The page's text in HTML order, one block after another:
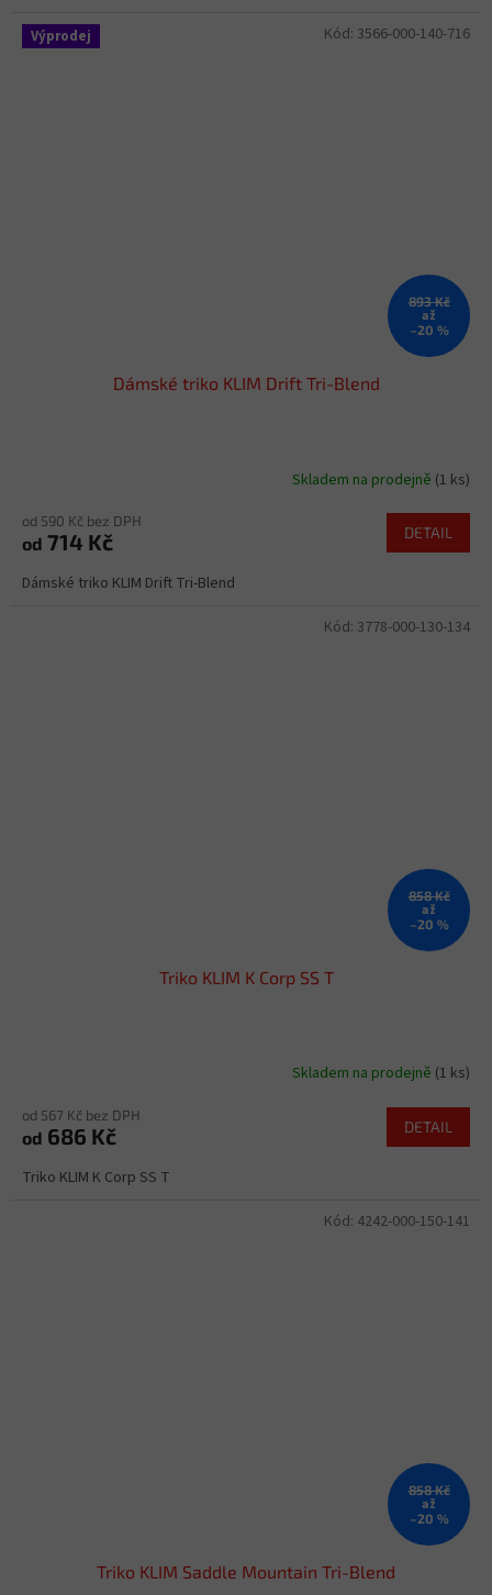
Výprodej
893 Kč
až
–20 %
Dámské triko KLIM Drift Tri-Blend
Skladem na prodejně (1 ks)
od 590 Kč bez DPH
od 714 Kč DETAIL
Dámské triko KLIM Drift Tri-Blend
Kód: 3566-000-140-716
858 Kč
až
–20 %
Triko KLIM K Corp SS T
Skladem na prodejně (1 ks)
od 567 Kč bez DPH
od 686 Kč DETAIL
Triko KLIM K Corp SS T
Kód: 3778-000-130-134
858 Kč
až
–20 %
Triko KLIM Saddle Mountain Tri-Blend
Kód: 4242-000-150-141